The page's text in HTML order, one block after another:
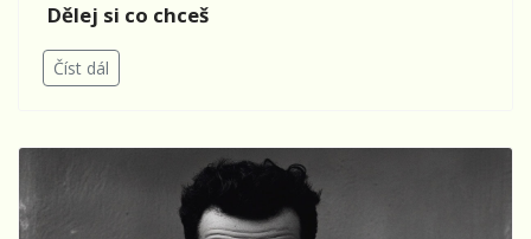
Dělej si co chceš
Číst dál